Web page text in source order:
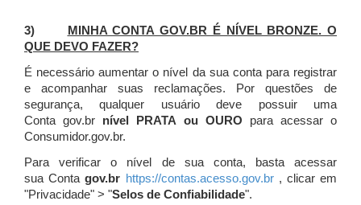
3)
MINHA CONTA GOV.BR É NÍVEL BRONZE. O
QUE DEVO FAZER?
É necessário aumentar o nível da sua conta para registrar
e acompanhar suas reclamações. Por questões de
segurança, qualquer usuário deve possuir uma
Conta gov.br nível PRATA ou OURO para acessar o
Consumidor.gov.br.
Para verificar o nível de sua conta, basta acessar
sua Contagov.br https://contas.acesso.gov.br, clicar em
"Privacidade" > "Selos de Confiabilidade".